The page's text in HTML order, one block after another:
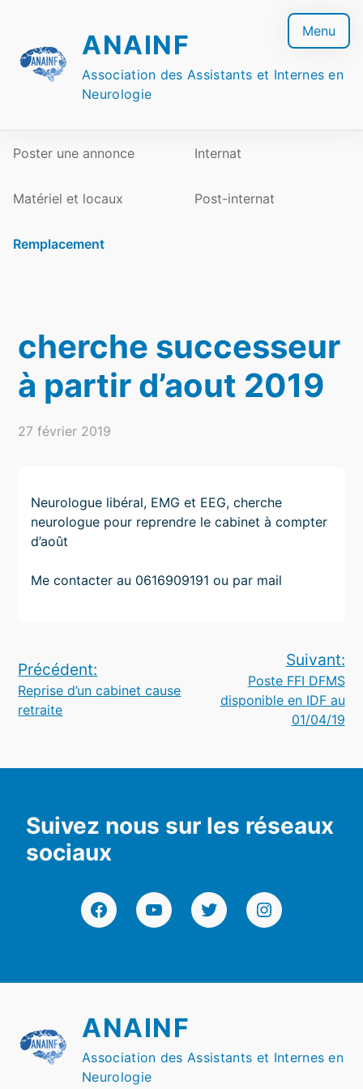
content
ANAINF
Association des Assistants et Internes en
Neurologie
Menu
Poster une annonce Internat
Matériel et locaux Post-internat
Remplacement
cherche successeur
à partir d’aout 2019
27 février 2019
Neurologue libéral, EMG et EEG, cherche
neurologue pour reprendre le cabinet à compter
d’août
Me contacter au 0616909191 ou par mail
Navigation
de
l’article
Précédent:
Reprise d’un cabinet cause
retraite
Suivant:
Poste FFI DFMS
disponible en IDF au
01/04/19
Suivez nous sur les réseaux
sociaux
FacebookYouTubeTwitterInstagram
ANAINF
Association des Assistants et Internes en
Neurologie